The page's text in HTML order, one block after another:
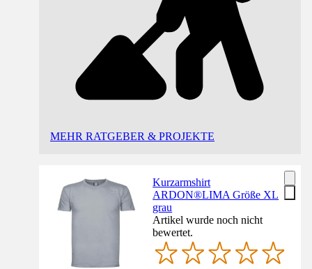
MEHR RATGEBER & PROJEKTE
Kurzarmshirt
ARDON®LIMA Größe XL
grau
Artikel wurde noch nicht
bewertet.